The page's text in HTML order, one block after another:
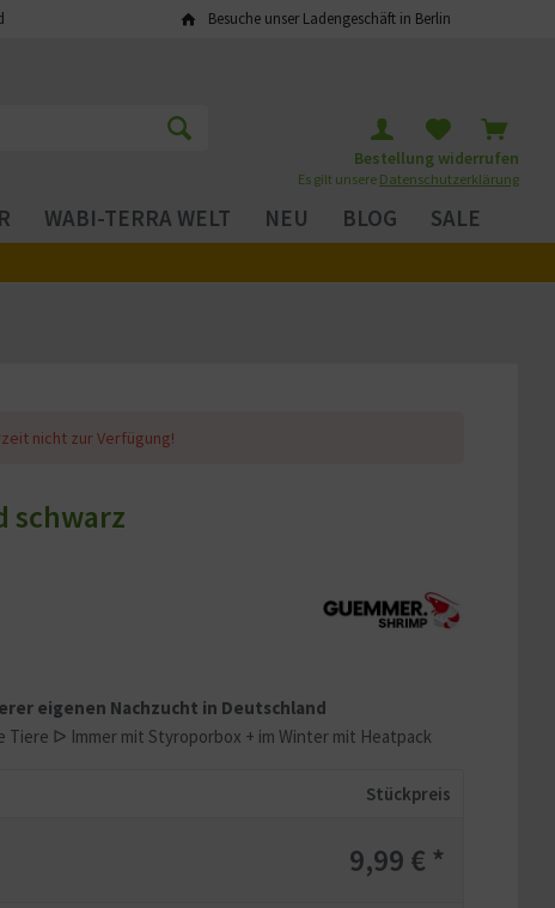
Besuche unser Ladengeschäft in Berlin
Bestellung widerrufen
Es gilt unsere Datenschutzerklärung
WABI-TERRA WELT NEU BLOG SALE
nicht zur Verfügung!
schwarz
eigenen Nachzucht in Deutschland
Tiere ᐅ Immer mit Styroporbox + im Winter mit Heatpack
Stückpreis
9,99 € *